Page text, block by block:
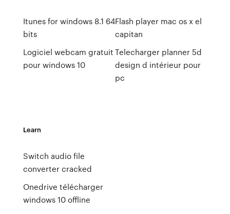
Itunes for windows 8.1 64
bits
Logiciel webcam gratuit
pour windows 10
Flash player mac os x el
capitan
Telecharger planner 5d
design d intérieur pour
pc
Learn
Switch audio file
converter cracked
Onedrive télécharger
windows 10 offline